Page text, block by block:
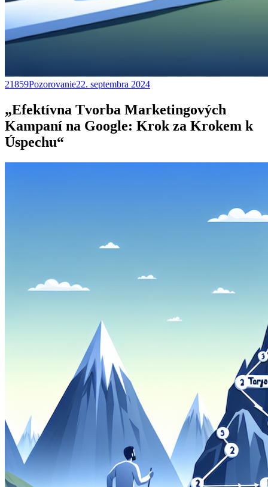
21859Pozorovanie22. septembra 2024
„Efektívna Tvorba Marketingových
Kampaní na Google: Krok za Krokem k
Úspechu“